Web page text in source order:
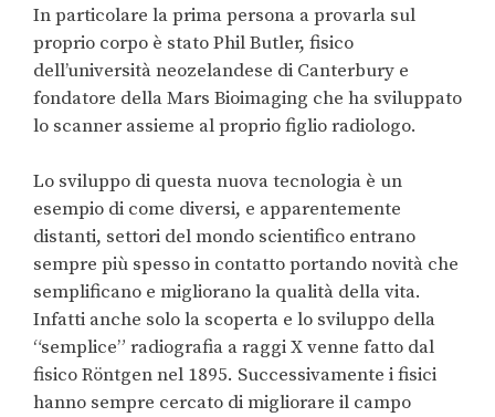
In particolare la prima persona a provarla sul
proprio corpo è stato Phil Butler, fisico
dell’università neozelandese di Canterbury e
fondatore della Mars Bioimaging che ha sviluppato
lo scanner assieme al proprio figlio radiologo.
Lo sviluppo di questa nuova tecnologia è un
esempio di come diversi, e apparentemente
distanti, settori del mondo scientifico entrano
sempre più spesso in contatto portando novità che
semplificano e migliorano la qualità della vita.
Infatti anche solo la scoperta e lo sviluppo della
“semplice” radiografia a raggi X venne fatto dal
fisico Röntgen nel 1895. Successivamente i fisici
hanno sempre cercato di migliorare il campo